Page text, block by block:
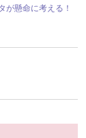
が懸命に考える！